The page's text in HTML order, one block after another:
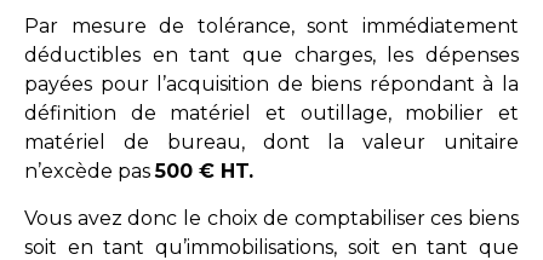
Par mesure de tolérance, sont immédiatement
déductibles en tant que charges, les dépenses
payées pour l’acquisition de biens répondant à la
définition de matériel et outillage, mobilier et
matériel de bureau, dont la valeur unitaire
n’excède pas500 € HT.
Vous avez donc le choix de comptabiliser ces biens
soit en tant qu’immobilisations, soit en tant que